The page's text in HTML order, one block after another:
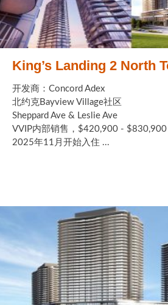
King’s Landing 2 North
开发商：Concord Adex
北约克Bayview Village社区
Sheppard Ave & Leslie Ave
VVIP内部销售，$420,900 - $830,900
2025年11月开始入住 ...